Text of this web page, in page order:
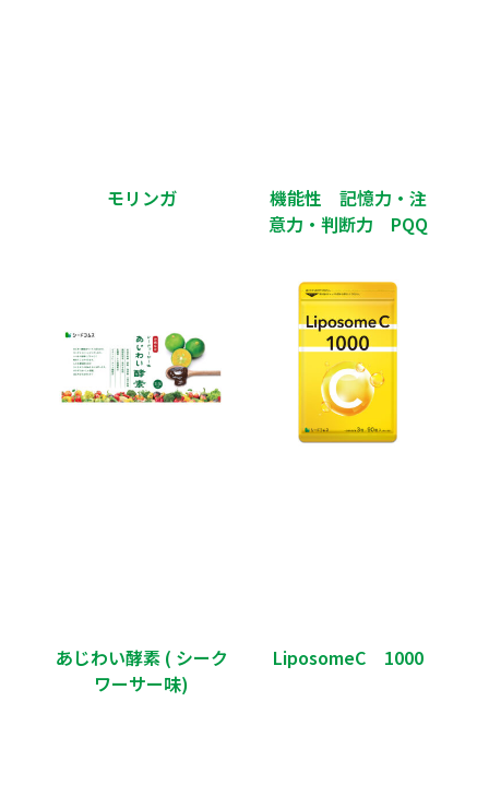
モリンガ
機能性 記憶力・注
意力・判断力 PQQ
あじわい酵素 ( シーク
ワーサー味)
LiposomeC 1000